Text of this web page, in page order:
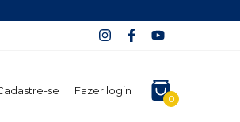
se | Fazer login
0